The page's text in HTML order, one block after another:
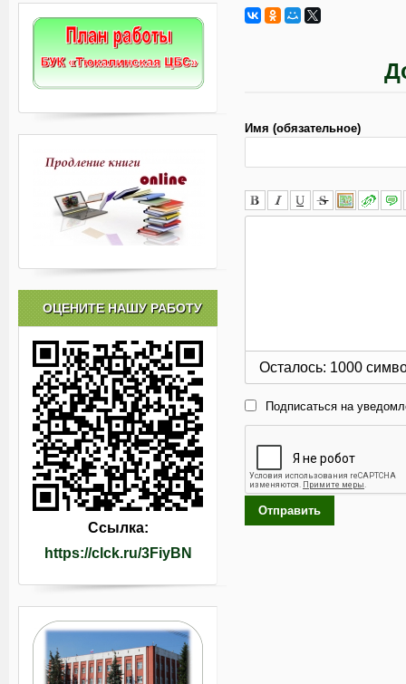
Имя (обязательное)
Осталось: 1000
Подписаться на
Отправить
ОЦЕНИТЕ НАШУ РАБОТУ
Ссылка:
https://clck.ru/3FiyBN